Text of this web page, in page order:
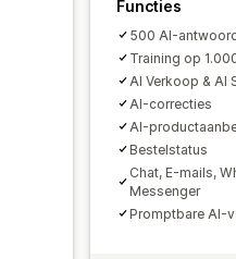
Functies
500 AI-
Training op
AI Verkoop & AI
AI-correcties
AI-
Bestelstatus
Chat, E-mails,
Messenger
Promptbare AI-